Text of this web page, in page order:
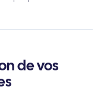
de vos